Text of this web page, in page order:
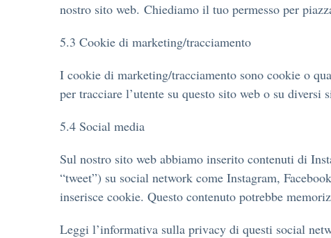
nostro sito web. Chiediamo il tuo permesso per
5.3 Cookie di marketing/tracciamento
I cookie di marketing/tracciamento sono cookie o
per tracciare l’utente su questo sito web o su
5.4 Social media
Sul nostro sito web abbiamo inserito contenuti di
“tweet”) su social network come Instagram,
inserisce cookie. Questo contenuto potrebbe
Leggi l’informativa sulla privacy di questi social